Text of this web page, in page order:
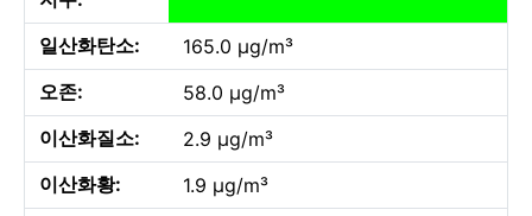
일산화탄소:
165.0 µg/m³
오존:
58.0 µg/m³
이산화질소:
2.9 µg/m³
이산화황:
1.9 µg/m³